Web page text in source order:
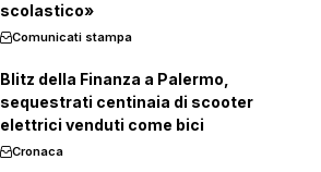
scolastico»
Comunicati stampa
Blitz della Finanza a Palermo,
sequestrati centinaia di scooter
elettrici venduti come bici
Cronaca